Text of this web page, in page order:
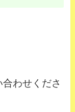
わせくださ